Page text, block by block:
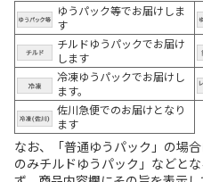
ゆうパック等でお届けしま
す
チルドゆうパックでお届け
します
冷凍ゆうパックでお届けし
ます。
佐川急便でのお届けとなり
ます
なお、「普通ゆうパック」の場
のみチルドゆうパック」などと